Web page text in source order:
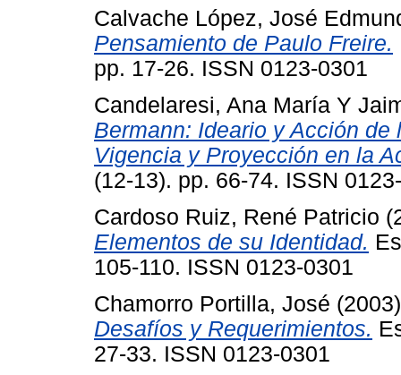
Calvache López, José
Pensamiento de Paulo Freire.
pp. 17-26. ISSN 0123-0301
Candelaresi, Ana María Y
Bermann: Ideario y Acción
Vigencia y Proyección en la
(12-13). pp. 66-74. ISSN
Cardoso Ruiz, René Patricio
Elementos de su Identidad.
105-110. ISSN 0123-0301
Chamorro Portilla, José
Desafíos y Requerimientos.
27-33. ISSN 0123-0301